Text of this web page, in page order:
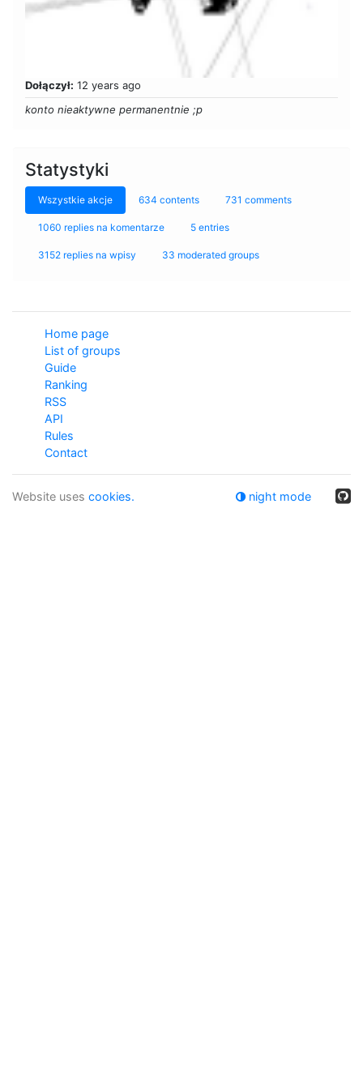
Dołączył: 12 years ago
konto nieaktywne permanentnie ;p
Statystyki
Wszystkie akcje 634 contents 731 comments
1060 replies na komentarze 5 entries
3152 replies na wpisy 33 moderated groups
Home page
List of groups
Guide
Ranking
RSS
API
Rules
Contact
Website uses cookies. night mode